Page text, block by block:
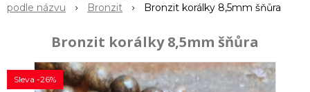
podle názvu
Bronzit Bronzit korálky 8,5mm šňůra
Bronzit korálky 8,5mm šňůra
Sleva -26%